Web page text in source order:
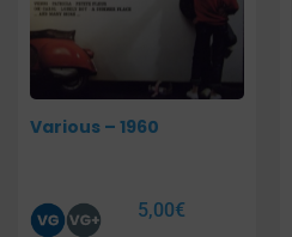
Various – 1960
5,00€